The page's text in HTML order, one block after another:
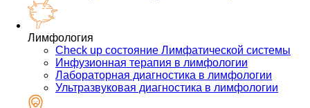
Лимфология
Check up состояние Лимфатической системы
Инфузионная терапия в лимфологии
Лабораторная диагностика в лимфологии
Ультразвуковая диагностика в лимфологии